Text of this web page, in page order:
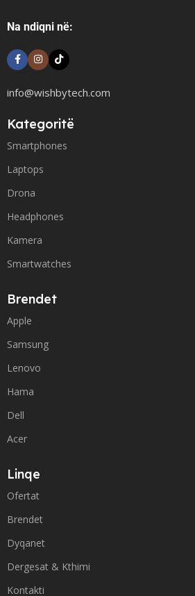
Na ndiqni në:
info@wishbytech.com
Kategoritë
Smartphones
Laptops
Drona
Headphones
Kamera
Smartwatches
Brendet
Apple
Samsung
Lenovo
Hama
Dell
Acer
Linqe
Ofertat
Brendet
Dyqanet
Dergesat & Kthimi
Kontakti